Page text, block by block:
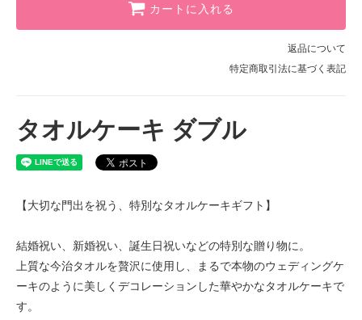
マスカットグリーン
ハニーイエロー
ピンク
マスカットグリーン
ハニーイエロー
カートに入れる
返品について
特定商取引法に基づく表記
タオルケーキ ダブル
【大切な門出を祝う、特別なタオルケーキギフト】
結婚祝い、新婚祝い、誕生日祝いなどの特別な贈り物に。
上質な今治タオルを贅沢に使用し、まるで本物のウェディングケ
ーキのように美しくデコレーションした華やかなタオルケーキで
す。